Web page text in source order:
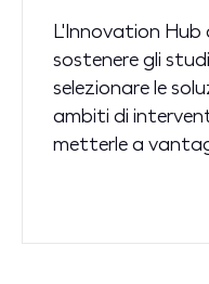
L'Innovation
sostenere gli
selezionare le
ambiti di
metterle a